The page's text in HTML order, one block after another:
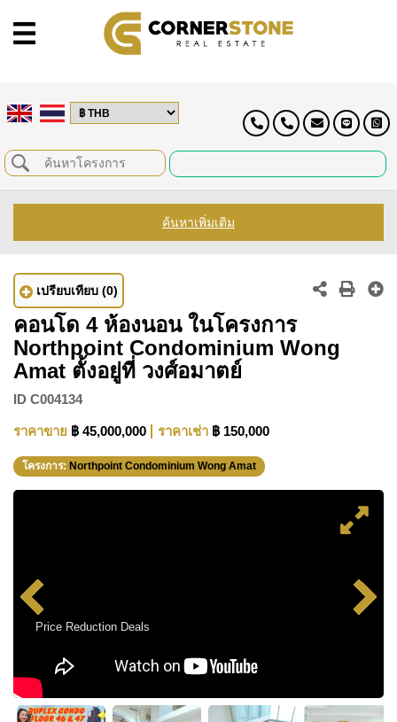
ค้นหาเพิ่มเติม
เปรียบเทียบ (0)
คอนโด 4 ห้องนอน ในโครงการ
Northpoint Condominium Wong
Amat ตั้งอยู่ที่ วงศ์อมาตย์
ID C004134
ราคาขาย ฿ 45,000,000 ราคาเช่า ฿ 150,000
โครงการ: Northpoint Condominium Wong Amat
Price Reduction Deals